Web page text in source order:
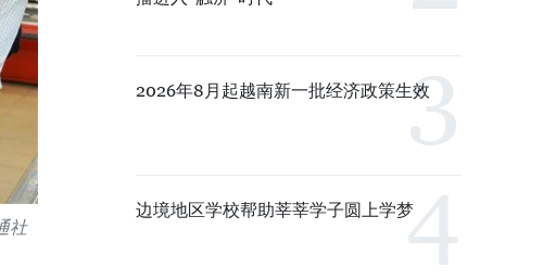
社
2026年8月起越南新一批经济政策生效
边境地区学校帮助莘莘学子圆上学梦